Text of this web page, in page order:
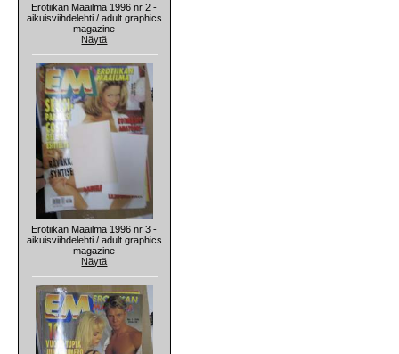
Erotiikan Maailma 1996 nr 2 -
aikuisviihdelehti / adult graphics
magazine
Näytä
Erotiikan Maailma 1996 nr 3 -
aikuisviihdelehti / adult graphics
magazine
Näytä